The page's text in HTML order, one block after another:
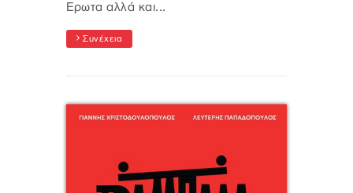
Έρωτα αλλά και...
Συνέχεια